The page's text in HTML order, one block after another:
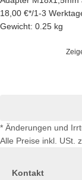
18,00 €*/1-3
Gewicht: 0.25 kg
* Änderungen und
Alle Preise inkl. USt.
Kontakt